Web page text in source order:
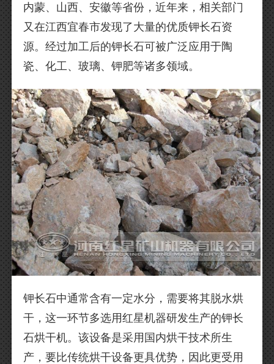
内蒙、山西、安徽等省份，近年来，相关部门
又在江西宜春市发现了大量的优质钾长石资
源。经过加工后的钾长石可被广泛应用于陶
瓷、化工、玻璃、钾肥等诸多领域。
钾长石中通常含有一定水分，需要将其脱水烘
干，这一环节多选用红星机器研发生产的钾长
石烘干机。该设备是采用国内烘干技术所生
产，要比传统烘干设备更具优势，因此更受用